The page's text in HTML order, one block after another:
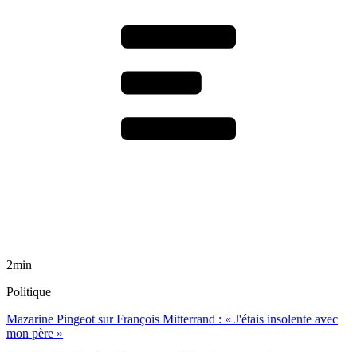
2min
Politique
Mazarine Pingeot sur François Mitterrand : « J'étais insolente avec
mon père »